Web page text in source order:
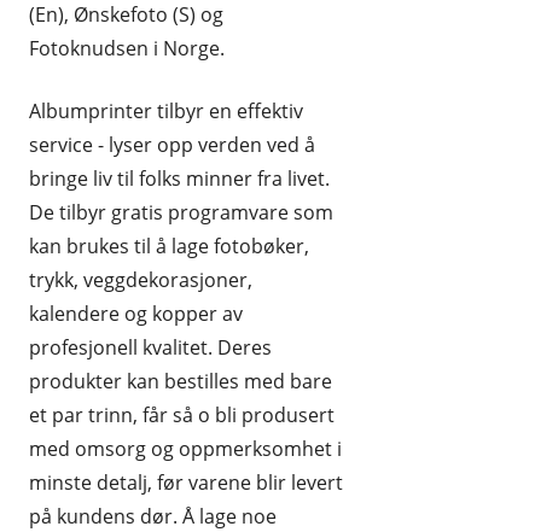
(En), Ønskefoto (S) og
Fotoknudsen i Norge.
Albumprinter tilbyr en effektiv
service - lyser opp verden ved å
bringe liv til folks minner fra livet.
De tilbyr gratis programvare som
kan brukes til å lage fotobøker,
trykk, veggdekorasjoner,
kalendere og kopper av
profesjonell kvalitet. Deres
produkter kan bestilles med bare
et par trinn, får så o bli produsert
med omsorg og oppmerksomhet i
minste detalj, før varene blir levert
på kundens dør. Å lage noe